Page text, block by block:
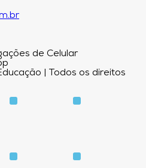
de Celular
| Todos os direitos